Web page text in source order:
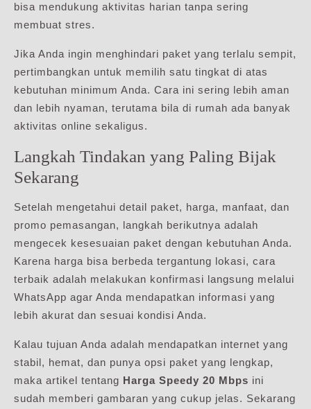
bisa mendukung aktivitas harian tanpa sering
membuat stres.
Jika Anda ingin menghindari paket yang terlalu sempit,
pertimbangkan untuk memilih satu tingkat di atas
kebutuhan minimum Anda. Cara ini sering lebih aman
dan lebih nyaman, terutama bila di rumah ada banyak
aktivitas online sekaligus.
Langkah Tindakan yang Paling Bijak
Sekarang
Setelah mengetahui detail paket, harga, manfaat, dan
promo pemasangan, langkah berikutnya adalah
mengecek kesesuaian paket dengan kebutuhan Anda.
Karena harga bisa berbeda tergantung lokasi, cara
terbaik adalah melakukan konfirmasi langsung melalui
WhatsApp agar Anda mendapatkan informasi yang
lebih akurat dan sesuai kondisi Anda.
Kalau tujuan Anda adalah mendapatkan internet yang
stabil, hemat, dan punya opsi paket yang lengkap,
maka artikel tentang Harga Speedy 20 Mbps ini
sudah memberi gambaran yang cukup jelas. Sekarang